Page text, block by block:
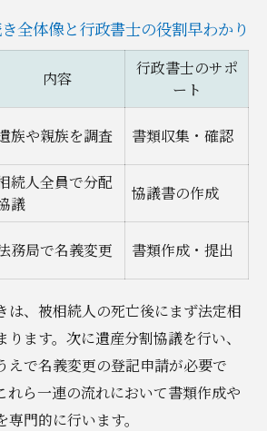
ルとは何か不動産相続での重要
起算点と注意点を詳しく解説
で三ヶ月ルールを守るための実
ルに違反した場合のリスク
三ヶ月ルールの関係性
書士の違いを徹底比較
続における行政書士と司法書士の
！行政書士と司法書士の使い分
で選ばれる専門家の特徴
ート範囲の比較ポイント
全体像と行政書士の役割早わかり
内容
行政書士のサポ
ート
族や親族を調査 書類収集・確認
続人全員で分配
議
協議書の作成
務局で名義変更 書類作成・提出
は、被相続人の死亡後にまず法定相
ます。次に遺産分割協議を行い、
えで名義変更の登記申請が必要で
れら一連の流れにおいて書類作成や
門的に行います。